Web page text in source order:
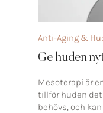
Anti-Aging &
Ge huden
Mesoterapi är
tillför huden
behövs, och